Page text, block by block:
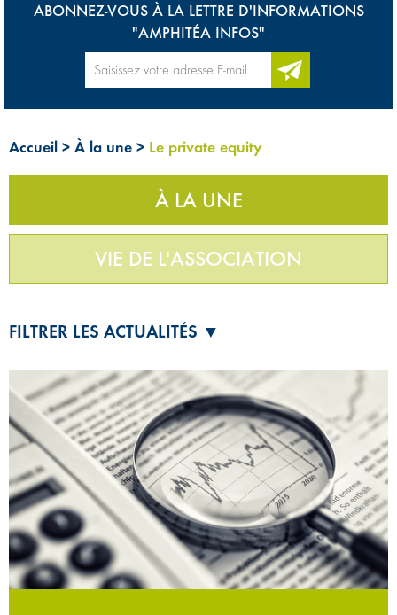
ABONNEZ-VOUS À LA LETTRE D'INFORMATIONS
"AMPHITÉA INFOS"
Accueil > À la une > Le private equity
À LA UNE
VIE DE L'ASSOCIATION
FILTRER LES ACTUALITÉS ▼